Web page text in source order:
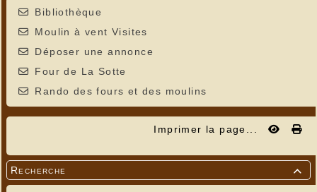
Bibliothèque
Moulin à vent Visites
Déposer une annonce
Four de La Sotte
Rando des fours et des moulins
Imprimer la page...

Recherche